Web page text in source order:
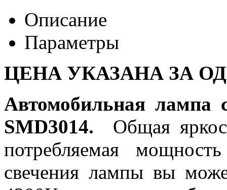
Описание
Параметры
ЦЕНА УКАЗАНА ЗА
Автомобильная лампа
SMD3014.
Общая
потребляемая
свечения лампы вы